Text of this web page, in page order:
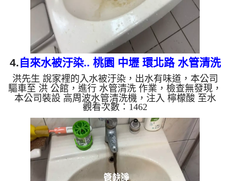
4.自來水被汙染.. 桃園 中壢 環北路 水管清洗
洪先生 說家裡的入水被汙染，出水有味道，本公司
驅車至 洪 公館，進行 水管清洗 作業，檢查無發現，
本公司裝設 高周波水管清洗機，注入 檸檬酸 至水
管，等了約15分，開啟 水管清洗機 ，啟動 螺旋波 模
式，一洗水管就流出黃水，一下變成綠色，看起來就
像蔬果汁，兩個多小時後，出水變乾淨熱水出水也沒
味道了。 如是自來水，如水管老化，會產生鐵鏽跟
泥沙堆積，洗出來的水就會是咖啡色，地下水含有氧
化錳，管壁上會結成黑色管垢，洗出來的水會跟石油
一樣黑，有些洗出綠色的水，是因為裡面有銅的物
質，生鏽產生銅綠，如...
觀看次數：1462